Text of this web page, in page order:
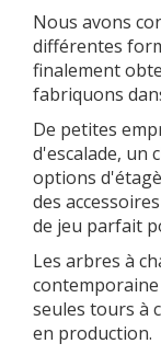
Nous avons
différentes
finalement
fabriquons
De petites
d'escalade, un
options
des
de jeu parfait
Les arbres à
seules tours à
en production.